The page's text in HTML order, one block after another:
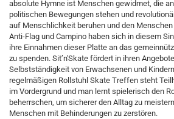
absolute Hymne ist Menschen gewidmet, die
politischen Bewegungen stehen und
auf Menschlichkeit beruhen und den
Anti-Flag und Campino haben sich in diesem
ihre Einnahmen dieser Platte an das
zu spenden. Sit’n'Skate fördert in ihren
Selbstständigkeit von Erwachsenen und
regelmäßigen Rollstuhl Skate Treffen steht
im Vordergrund und man lernt spielerisch den
beherrschen, um sicherer den Alltag zu
Menschen mit Behinderungen zu zerstören.